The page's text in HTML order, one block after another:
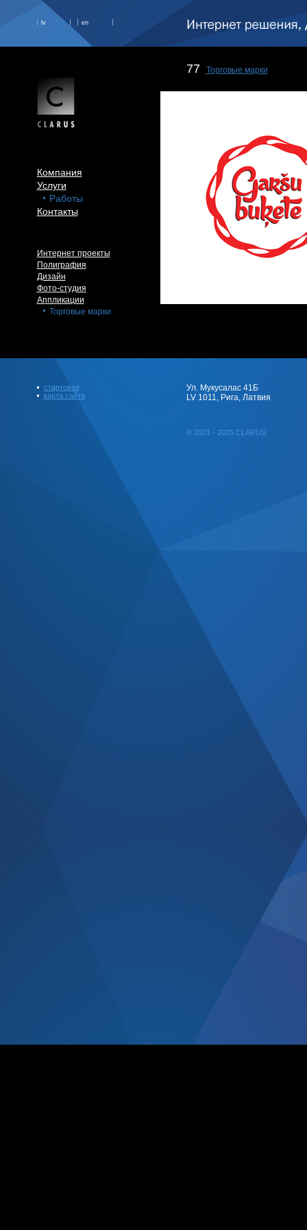
lv en
Компания
Услуги
Работы
Контакты
Интернет проекты
Полиграфия
Дизайн
Фото-студия
Аппликации
Торговые марки
77 Торговые марки
стартовая
карта сайта
Ул. Мукусалас 41Б
LV 1011, Рига, Латвия
© 2001 - 2025 CLARUS